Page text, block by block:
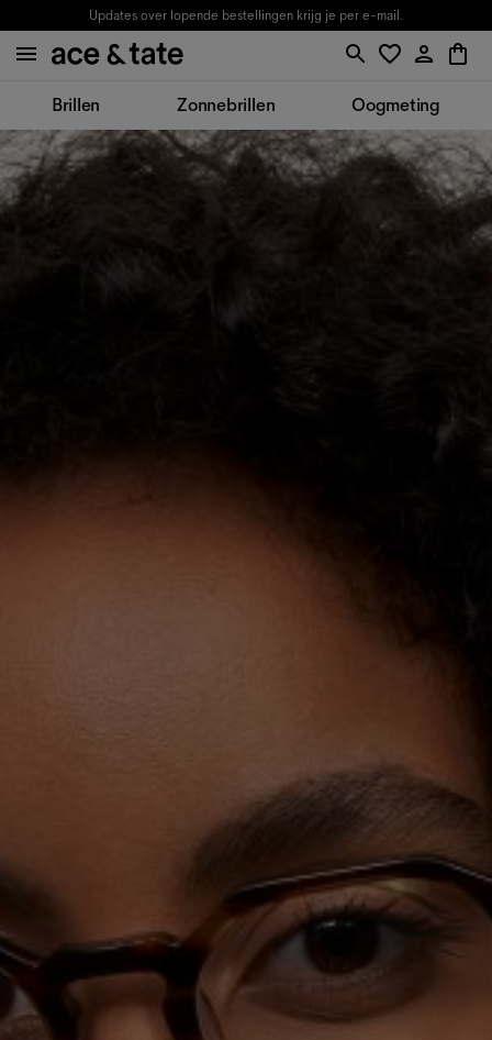
Updates over lopende bestellingen krijg je per e-mail.
Brillen Zonnebrillen Oogmeting